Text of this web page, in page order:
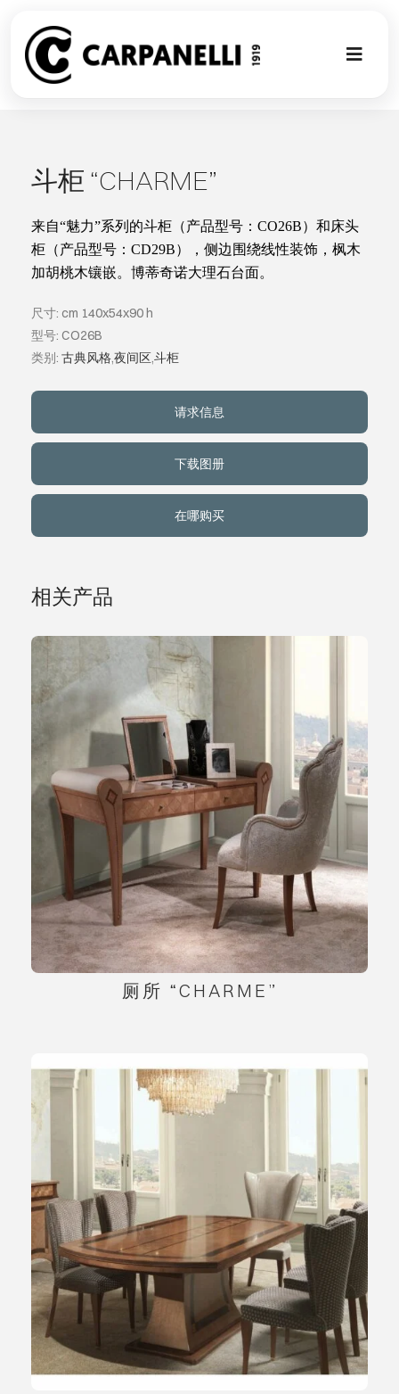
content
Toggle
现代风格
定制
关于我们
事件
斗柜 “CHARME”
来自“魅力”系列的斗柜（产品型号： CO26B）和床头
柜（产品型号： CD29B），侧边围绕线性装饰，枫木
加胡桃木镶嵌。博蒂奇诺大理石台面。
尺寸: cm 140x54x90 h
型号: CO26B
类别: 古典风格,夜间区,斗柜
请求信息
下载图册
在哪购买
相关产品
厕所 “CHARME”